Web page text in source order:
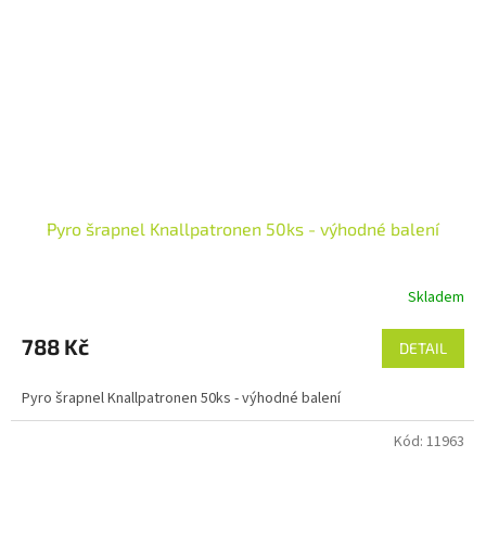
Pyro šrapnel Knallpatronen 50ks - výhodné balení
Skladem
788 Kč DETAIL
Pyro šrapnel Knallpatronen 50ks - výhodné balení
Kód: 11963